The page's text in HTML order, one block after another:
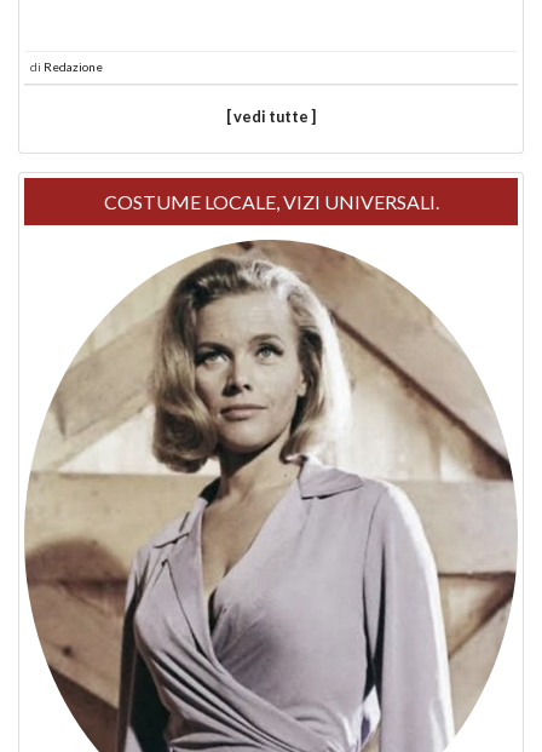
di Redazione
[ vedi tutte ]
COSTUME LOCALE, VIZI UNIVERSALI.